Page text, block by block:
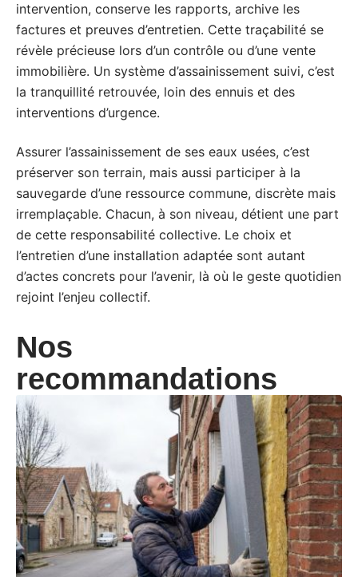
intervention, conserve les rapports, archive les
factures et preuves d’entretien. Cette traçabilité se
révèle précieuse lors d’un contrôle ou d’une vente
immobilière. Un système d’assainissement suivi, c’est
la tranquillité retrouvée, loin des ennuis et des
interventions d’urgence.
Assurer l’assainissement de ses eaux usées, c’est
préserver son terrain, mais aussi participer à la
sauvegarde d’une ressource commune, discrète mais
irremplaçable. Chacun, à son niveau, détient une part
de cette responsabilité collective. Le choix et
l’entretien d’une installation adaptée sont autant
d’actes concrets pour l’avenir, là où le geste quotidien
rejoint l’enjeu collectif.
Nos
recommandations